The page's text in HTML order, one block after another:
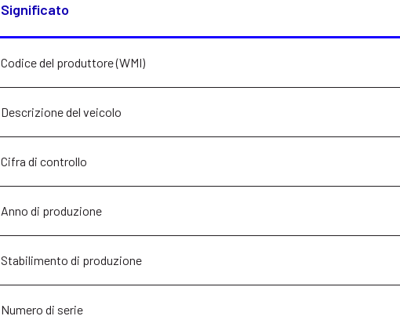
Significato
Codice del produttore (WMI)
Descrizione del veicolo
Cifra di controllo
Anno di produzione
Stabilimento di produzione
Numero di serie